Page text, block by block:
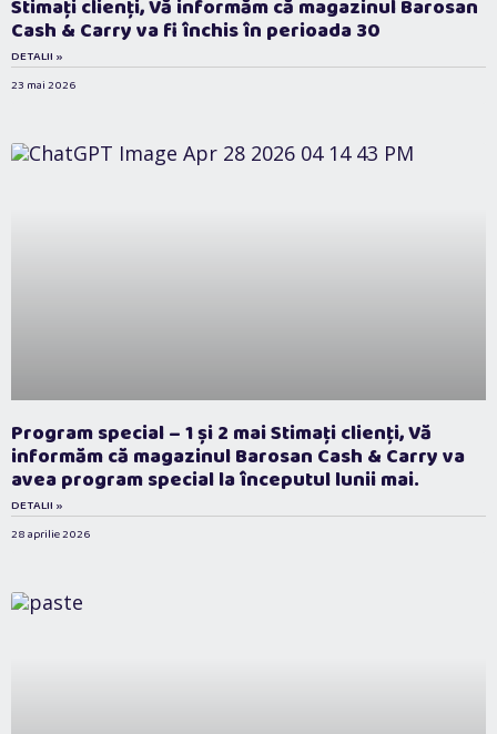
Stimați clienți, Vă informăm că magazinul Barosan
Cash & Carry va fi închis în perioada 30
DETALII »
23 mai 2026
Program special – 1 și 2 mai Stimați clienți, Vă
informăm că magazinul Barosan Cash & Carry va
avea program special la începutul lunii mai.
DETALII »
28 aprilie 2026